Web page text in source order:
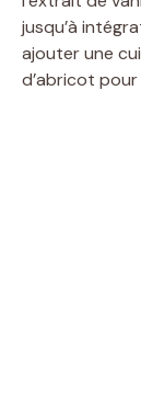
jusqu’à
ajouter une
d’abricot pour